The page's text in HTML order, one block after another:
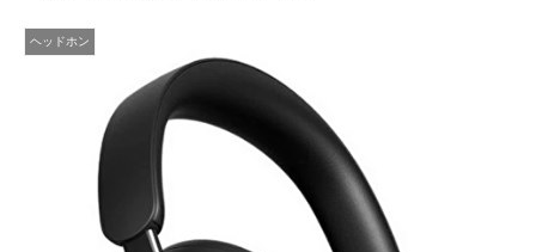
ヘッドホン